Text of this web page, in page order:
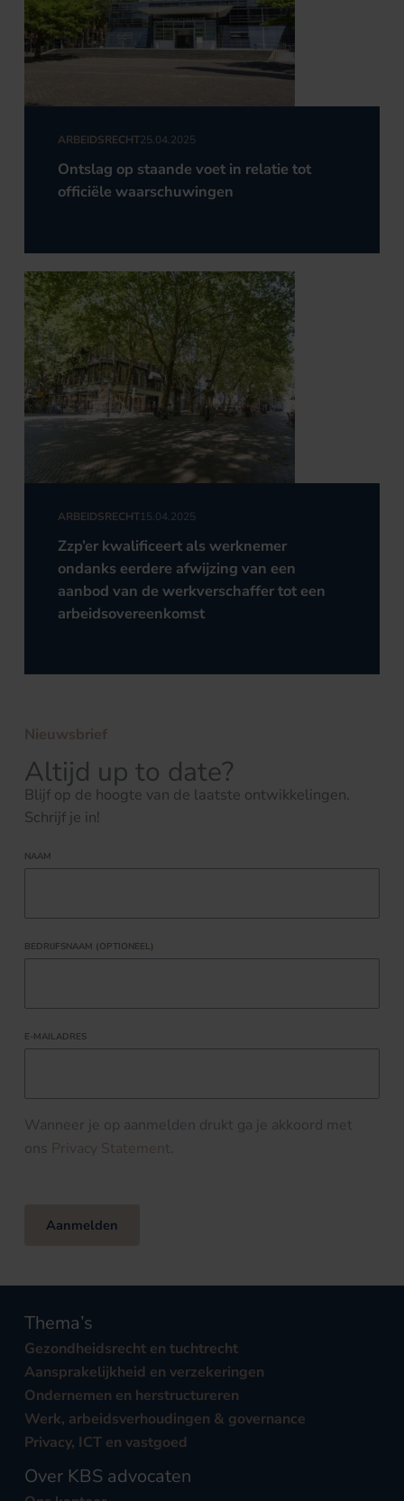
ARBEIDSRECHT25.04.2025
Ontslag op staande voet in relatie tot
officiële waarschuwingen
ARBEIDSRECHT15.04.2025
Zzp’er kwalificeert als werknemer
ondanks eerdere afwijzing van een
aanbod van de werkverschaffer tot een
arbeidsovereenkomst
Nieuwsbrief
Altijd up to date?
Blijf op de hoogte van de laatste ontwikkelingen.
Schrijf je in!
NAAM
BEDRIJFSNAAM (OPTIONEEL)
E-MAILADRES
Wanneer je op aanmelden drukt ga je akkoord met
ons Privacy Statement.
Aanmelden
Thema’s
Gezondheidsrecht en tuchtrecht
Aansprakelijkheid en verzekeringen
Ondernemen en herstructureren
Werk, arbeidsverhoudingen & governance
Privacy, ICT en vastgoed
Over KBS advocaten